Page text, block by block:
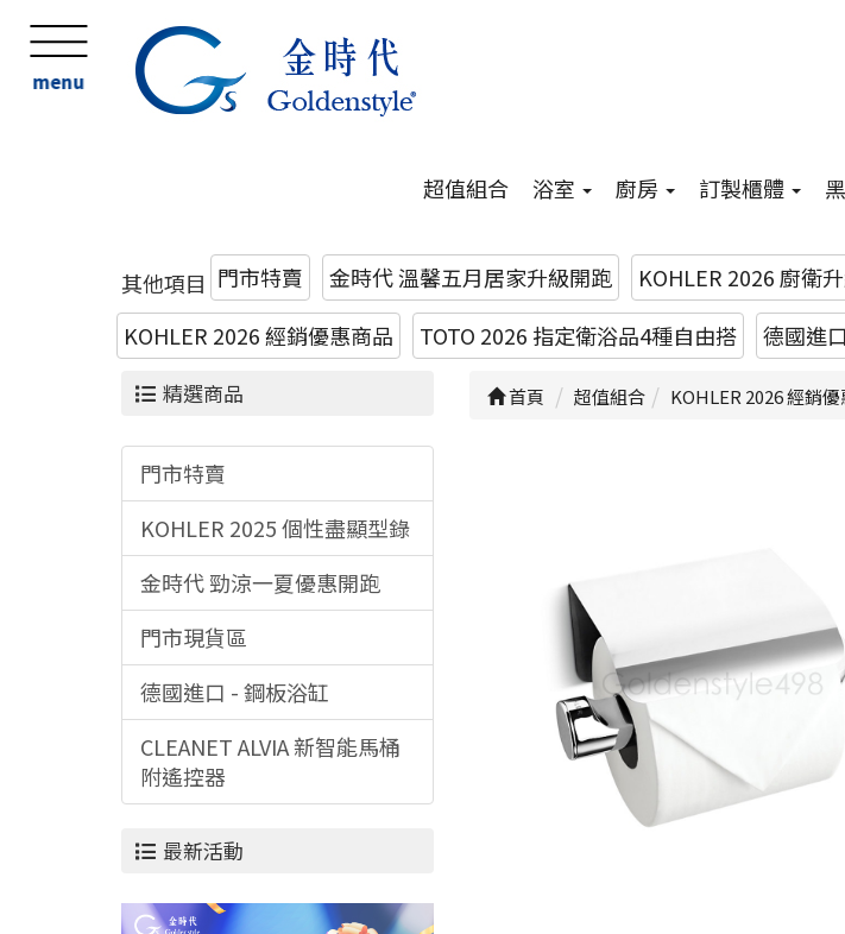
menu
超值組合 浴室 廚房 訂製櫃體
其他項目 門市特賣 金時代 溫馨五月居家升級開跑 KOHLER 2026 廚衛
KOHLER 2026 經銷優惠商品
TOTO 2026 指定衛浴品4種自由搭 德國進
精選商品
門市特賣
KOHLER 2025 個性盡顯型錄
金時代 勁涼一夏優惠開跑
門市現貨區
德國進口 - 鋼板浴缸
CLEANET ALVIA 新智能馬桶
附遙控器
最新活動
首頁 超值組合 KOHLER 2026 經銷